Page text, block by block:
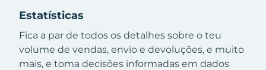
Estatísticas
Fica a par de todos os detalhes sobre o teu
volume de vendas, envio e devoluções, e muito
mais, e toma decisões informadas em dados